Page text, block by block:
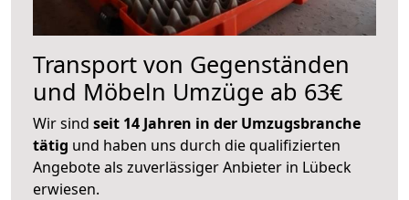
Transport von Gegenständen
und Möbeln Umzüge ab 63€
Wir sind seit 14 Jahren in der Umzugsbranche
tätig und haben uns durch die qualifizierten
Angebote als zuverlässiger Anbieter in Lübeck
erwiesen.